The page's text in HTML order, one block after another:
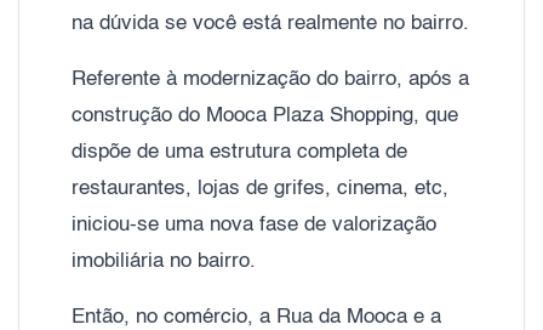
na dúvida se você está realmente no bairro.
Referente à modernização do bairro, após a
construção do Mooca Plaza Shopping, que
dispõe de uma estrutura completa de
restaurantes, lojas de grifes, cinema, etc,
iniciou-se uma nova fase de valorização
imobiliária no bairro.
Então, no comércio, a Rua da Mooca e a